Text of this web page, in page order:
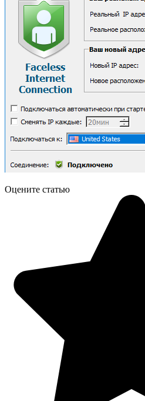
Оцените статью